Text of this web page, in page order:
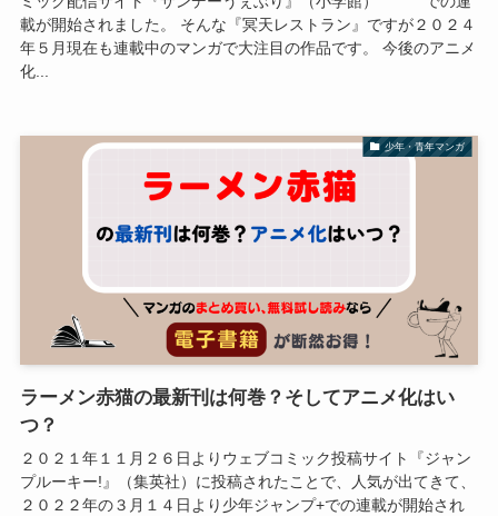
載が開始されました。 そんな『冥天レストラン』ですが２０２４
年５月現在も連載中のマンガで大注目の作品です。 今後のアニメ
化...
少年・青年マンガ
ラーメン赤猫の最新刊は何巻？そしてアニメ化はい
つ？
２０２１年１１月２６日よりウェブコミック投稿サイト『ジャン
プルーキー!』（集英社）に投稿されたことで、人気が出てきて、
２０２２年の３月１４日より少年ジャンプ+での連載が開始され